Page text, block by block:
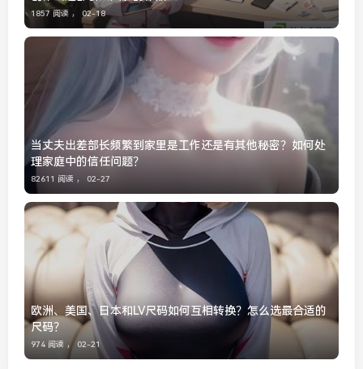
1857 阅读 ， 02-18
当丈夫出差部长频繁到家里是工作还是有其他秘密？如何处
理家庭中的信任问题？
82611 阅读 ， 02-27
欧洲、美国、日本和LV尺码如何互相转换？怎么选最合适的
尺码？
974 阅读 ， 02-21